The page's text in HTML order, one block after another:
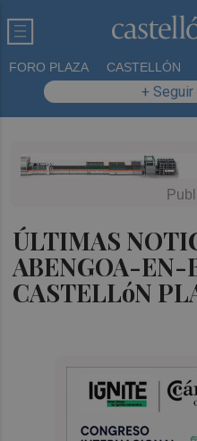
FORO PLAZA CASTELLÓN
+ Seguir
ÚLTIMAS
ABENGOA-EN-
CASTELLóN